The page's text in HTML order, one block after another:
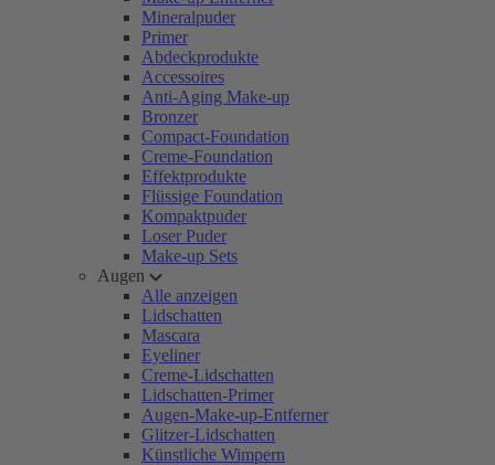
Mineralpuder
Primer
Abdeckprodukte
Accessoires
Anti-Aging Make-up
Bronzer
Compact-Foundation
Creme-Foundation
Effektprodukte
Flüssige Foundation
Kompaktpuder
Loser Puder
Make-up Sets
Augen
Alle anzeigen
Lidschatten
Mascara
Eyeliner
Creme-Lidschatten
Lidschatten-Primer
Augen-Make-up-Entferner
Glitzer-Lidschatten
Künstliche Wimpern